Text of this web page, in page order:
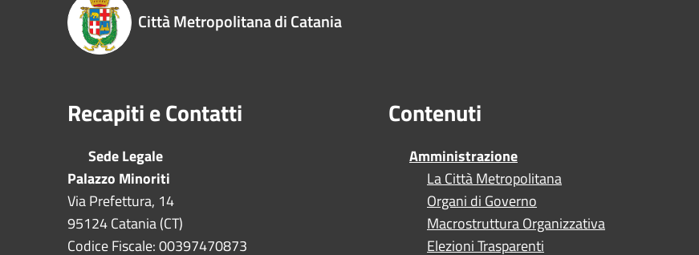
Città Metropolitana di Catania
Recapiti e Contatti
Sede Legale
Palazzo Minoriti
Via Prefettura, 14
95124 Catania (CT)
Codice Fiscale: 00397470873
Contenuti
Amministrazione
La Città Metropolitana
Organi di Governo
Macrostruttura Organizzativa
Elezioni Trasparenti